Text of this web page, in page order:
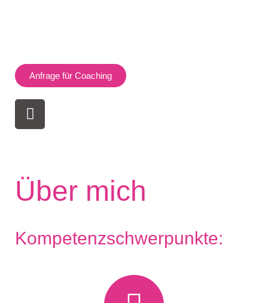
Anfrage für Coaching
Über mich
Kompetenzschwerpunkte: